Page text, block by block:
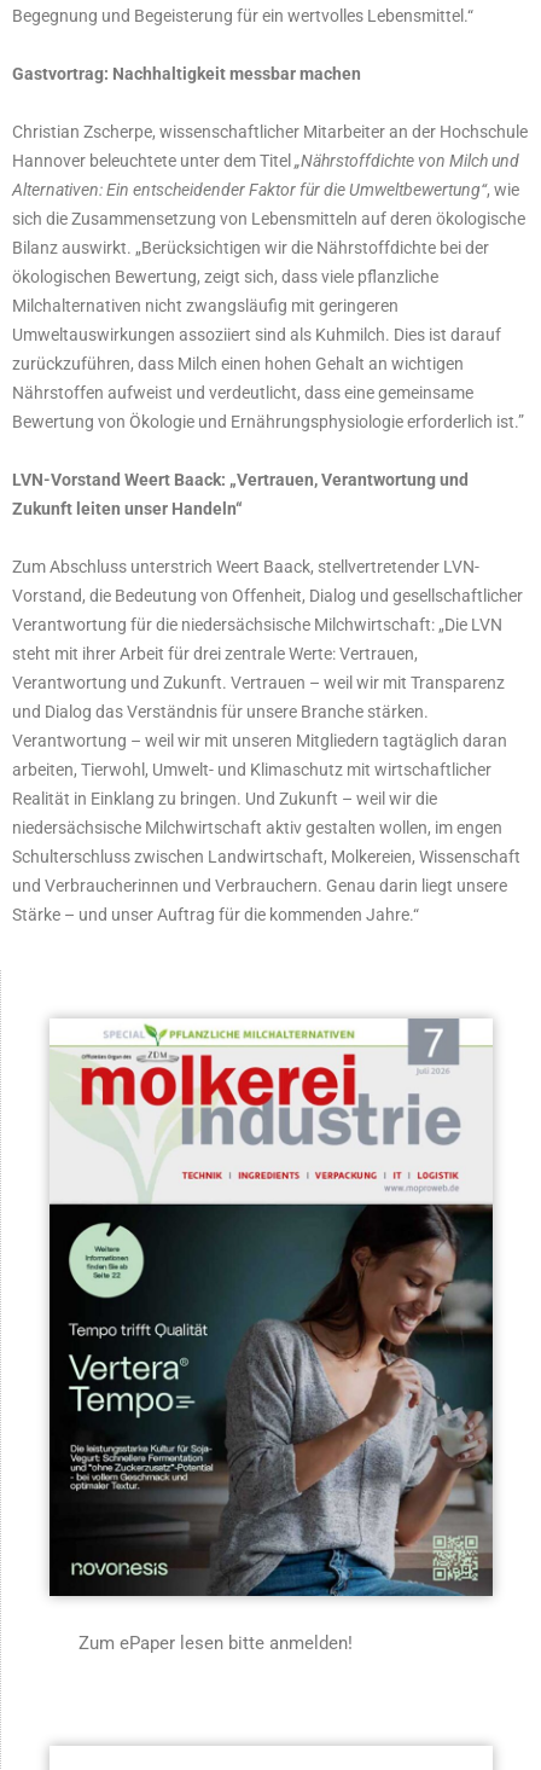
Begegnung und Begeisterung für ein wertvolles Lebensmittel.“
Gastvortrag: Nachhaltigkeit messbar machen
Christian Zscherpe, wissenschaftlicher Mitarbeiter an der Hochschule
Hannover beleuchtete unter dem Titel „Nährstoffdichte von Milch und
Alternativen: Ein entscheidender Faktor für die Umweltbewertung“, wie
sich die Zusammensetzung von Lebensmitteln auf deren ökologische
Bilanz auswirkt. „Berücksichtigen wir die Nährstoffdichte bei der
ökologischen Bewertung, zeigt sich, dass viele pflanzliche
Milchalternativen nicht zwangsläufig mit geringeren
Umweltauswirkungen assoziiert sind als Kuhmilch. Dies ist darauf
zurückzuführen, dass Milch einen hohen Gehalt an wichtigen
Nährstoffen aufweist und verdeutlicht, dass eine gemeinsame
Bewertung von Ökologie und Ernährungsphysiologie erforderlich ist.”
LVN-Vorstand Weert Baack: „Vertrauen, Verantwortung und
Zukunft leiten unser Handeln“
Zum Abschluss unterstrich Weert Baack, stellvertretender LVN-
Vorstand, die Bedeutung von Offenheit, Dialog und gesellschaftlicher
Verantwortung für die niedersächsische Milchwirtschaft: „Die LVN
steht mit ihrer Arbeit für drei zentrale Werte: Vertrauen,
Verantwortung und Zukunft. Vertrauen – weil wir mit Transparenz
und Dialog das Verständnis für unsere Branche stärken.
Verantwortung – weil wir mit unseren Mitgliedern tagtäglich daran
arbeiten, Tierwohl, Umwelt- und Klimaschutz mit wirtschaftlicher
Realität in Einklang zu bringen. Und Zukunft – weil wir die
niedersächsische Milchwirtschaft aktiv gestalten wollen, im engen
Schulterschluss zwischen Landwirtschaft, Molkereien, Wissenschaft
und Verbraucherinnen und Verbrauchern. Genau darin liegt unsere
Stärke – und unser Auftrag für die kommenden Jahre.“
Zum ePaper lesen bitte anmelden!